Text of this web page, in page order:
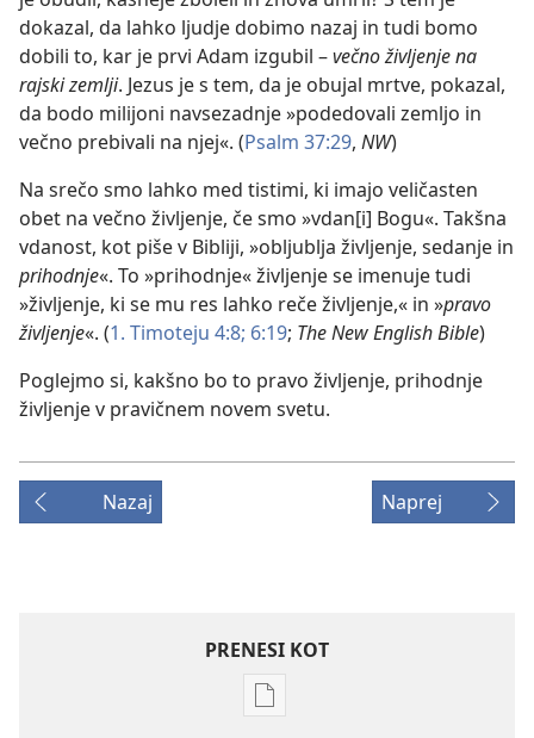
dokazal, da lahko ljudje dobimo nazaj in tudi bomo
dobili to, kar je prvi Adam izgubil –večno življenje na
rajski zemlji. Jezus je s tem, da je obujal mrtve, pokazal,
da bodo milijoni navsezadnje »podedovali zemljo in
večno prebivali na njej«. (Psalm 37:29, NW)
Na srečo smo lahko med tistimi, ki imajo veličasten
obet na večno življenje, če smo »vdan[i] Bogu«. Takšna
vdanost, kot piše v Bibliji, »obljublja življenje, sedanje in
prihodnje«. To »prihodnje« življenje se imenuje tudi
»življenje, ki se mu res lahko reče življenje,« in »pravo
življenje«. (1. Timoteju 4:8; 6:19; The New English Bible)
Poglejmo si, kakšno bo to pravo življenje, prihodnje
življenje v pravičnem novem svetu.
Nazaj Naprej
PRENESI KOT
Možnosti